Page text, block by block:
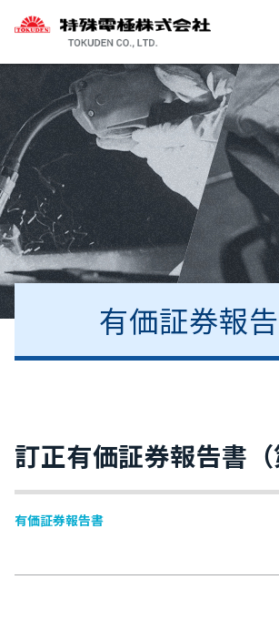
有価証券報
訂正有価証券報告書（
有価証券報告書